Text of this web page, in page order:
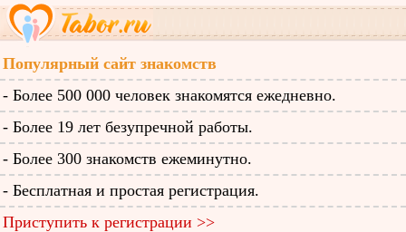
Популярный сайт знакомств
- Более 500 000 человек знакомятся ежедневно.
- Более 19 лет безупречной работы.
- Более 300 знакомств ежеминутно.
- Бесплатная и простая регистрация.
Приступить к регистрации >>